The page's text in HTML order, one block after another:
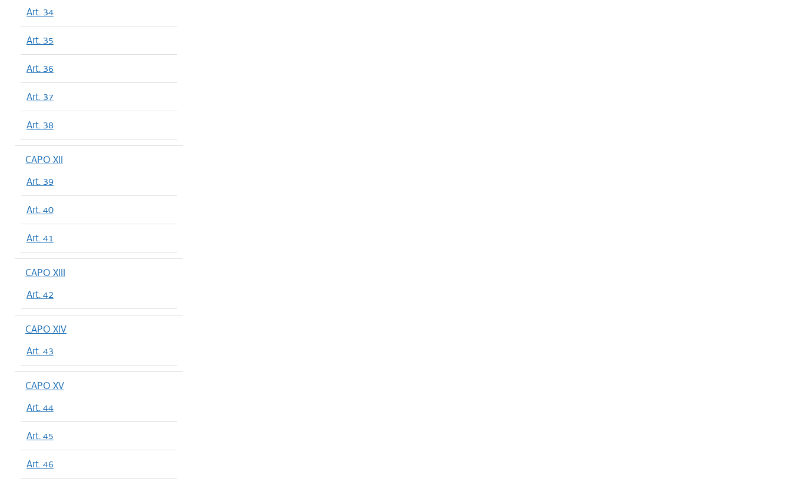
Art. 34
Art. 35
Art. 36
Art. 37
Art. 38
CAPO XII
Art. 39
Art. 40
Art. 41
CAPO XIII
Art. 42
CAPO XIV
Art. 43
CAPO XV
Art. 44
Art. 45
Art. 46